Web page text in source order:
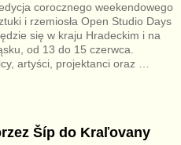
corocznego weekendowego
i rzemiosła Open Studio Days
się w kraju Hradeckim i na
od 13 do 15 czerwca.
artyści, projektanci oraz …
Šíp do Kraľovany